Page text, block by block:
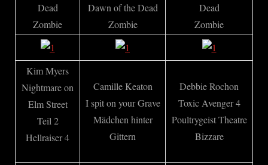
Dead
Zombie
Dawn of the Dead
Zombie
Dead
Zombie
Kim Myers
Nightmare on
Elm Street
Teil 2
Hellraiser 4
Camille Keaton
I spit on your Grave
Mädchen hinter
Gittern
Debbie Rochon
Toxic Avenger 4
Poultrygeist Theatre
Bizzare